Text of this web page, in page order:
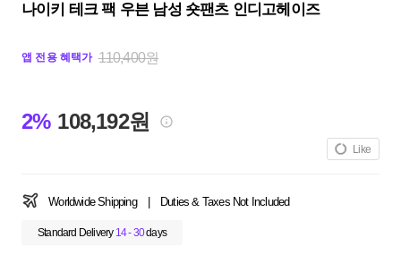
나이키 테크 팩 우븐 남성 숏팬츠 인디고헤이즈
앱 전용 혜택가 110,400원
2% 108,192원
Like
Worldwide Shipping Duties & Taxes Not Included
Standard Delivery 14 - 30days